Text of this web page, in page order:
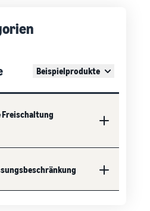
Beispielprodukte
Freischaltung